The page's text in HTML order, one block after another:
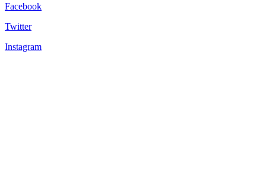
Facebook
Twitter
Instagram